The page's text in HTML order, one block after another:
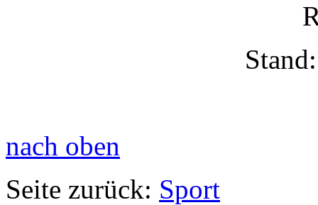
nach oben
Seite zurück: Sport